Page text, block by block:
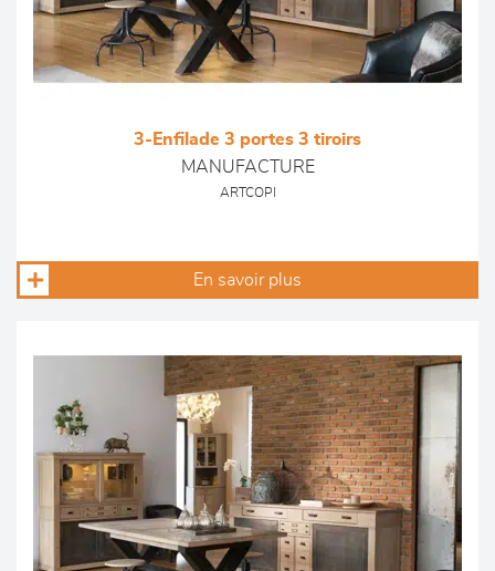
3-Enfilade 3 portes 3 tiroirs
MANUFACTURE
ARTCOPI
En savoir plus